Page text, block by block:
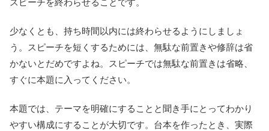
スピーチを終わらせることです。
少なくとも、持ち時間以内には終わらせるようにしましょ
う。スピーチを短くするためには、無駄な前置きや修辞は省
かないとだめですよね。スピーチでは無駄な前置きは省略、
すぐに本題に入ってください。
本題では、テーマを明確にすることと聞き手にとってわかり
やすい構成にすることが大切です。台本を作ったとき、実際